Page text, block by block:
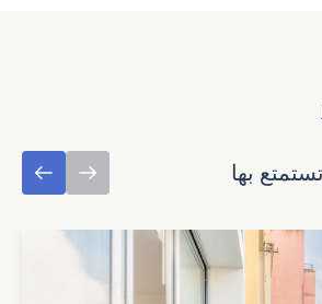
بها